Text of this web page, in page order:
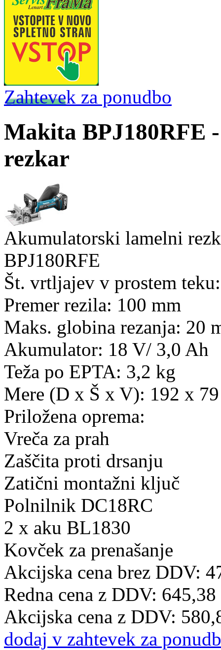
Zahtevek za ponudbo
Makita BPJ180RFE
rezkar
Akumulatorski lamelni
BPJ180RFE
Št. vrtljajev v prostem
Premer rezila: 100 mm
Maks. globina rezanja: 20
Akumulator: 18 V/ 3,0 Ah
Teža po EPTA: 3,2 kg
Mere (D x Š x V): 192 x
Priložena oprema:
Vreča za prah
Zaščita proti drsanju
Zatični montažni ključ
Polnilnik DC18RC
2 x aku BL1830
Kovček za prenašanje
Akcijska cena brez DDV:
Redna cena z DDV: 645,38
Akcijska cena z DDV:
dodaj v zahtevek za